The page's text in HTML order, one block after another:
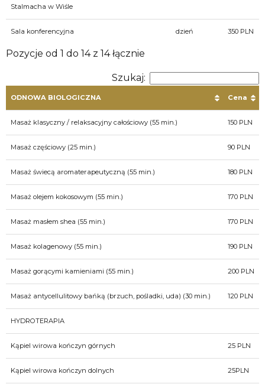
Stalmacha w Wiśle
Sala konferencyjna dzień 350 PLN
Pozycje od 1 do 14 z 14 łącznie
Szukaj:
ODNOWA BIOLOGICZNA Cena
Masaż klasyczny / relaksacyjny całościowy (55 min.) 150 PLN
Masaż częściowy (25 min.) 90 PLN
Masaż świecą aromaterapeutyczną (55 min.) 180 PLN
Masaż olejem kokosowym (55 min.) 170 PLN
Masaż masłem shea (55 min.) 170 PLN
Masaż kolagenowy (55 min.) 190 PLN
Masaż gorącymi kamieniami (55 min.) 200 PLN
Masaż antycellulitowy bańką (brzuch, pośladki, uda) (30 min.) 120 PLN
HYDROTERAPIA
Kąpiel wirowa kończyn górnych 25 PLN
Kąpiel wirowa kończyn dolnych 25PLN